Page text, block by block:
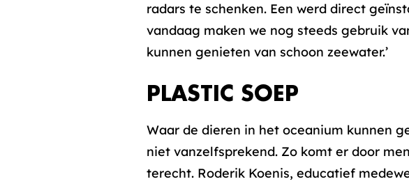
radars te schenken. Een werd direct
vandaag maken we nog steeds gebruik
kunnen genieten van schoon zeewater.’
PLASTIC SOEP
Waar de dieren in het oceanium kunnen
niet vanzelfsprekend. Zo komt er door
terecht. Roderik Koenis, educatief